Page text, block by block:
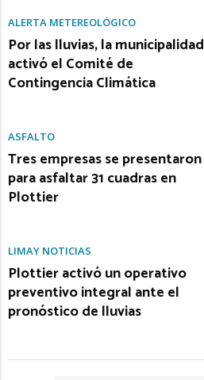
ALERTA METEREOLÓGICO
Por las lluvias, la municipalidad
activó el Comité de
Contingencia Climática
ASFALTO
Tres empresas se presentaron
para asfaltar 31 cuadras en
Plottier
LIMAY NOTICIAS
Plottier activó un operativo
preventivo integral ante el
pronóstico de lluvias